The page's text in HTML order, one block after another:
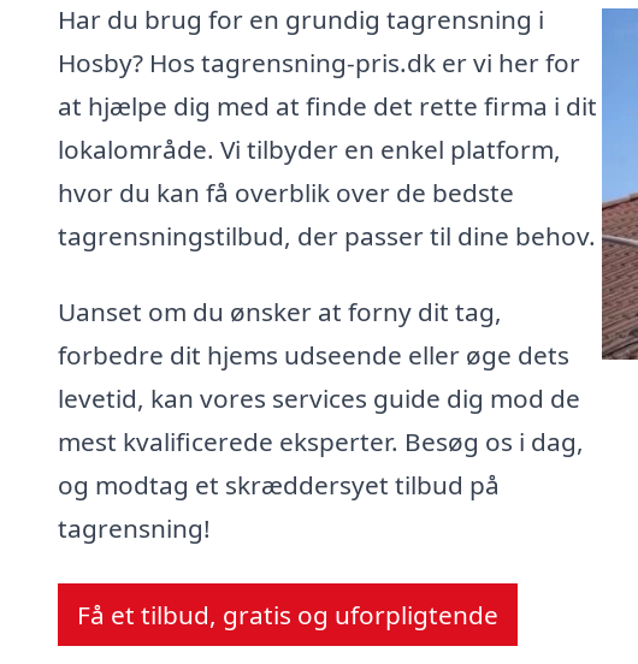
Har du brug for en grundig tagrensning i
Hosby? Hos tagrensning-pris.dk er vi her for
at hjælpe dig med at finde det rette firma i dit
lokalområde. Vi tilbyder en enkel platform,
hvor du kan få overblik over de bedste
tagrensningstilbud, der passer til dine behov.
Uanset om du ønsker at forny dit tag,
forbedre dit hjems udseende eller øge dets
levetid, kan vores services guide dig mod de
mest kvalificerede eksperter. Besøg os i dag,
og modtag et skræddersyet tilbud på
tagrensning!
Få et tilbud, gratis og uforpligtende